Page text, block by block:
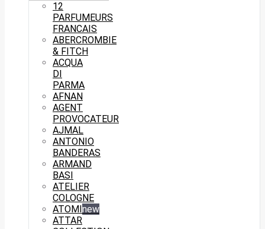
12
PARFUMEURS
FRANCAIS
ABERCROMBIE
& FITCH
ACQUA
DI
PARMA
AFNAN
AGENT
PROVOCATEUR
AJMAL
ANTONIO
BANDERAS
ARMAND
BASI
ATELIER
COLOGNE
ATOMI new
ATTAR